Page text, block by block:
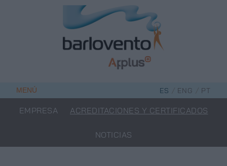
MENÚ ES ENG PT
EMPRESA ACREDITACIONES Y CERTIFICADOS
NOTICIAS